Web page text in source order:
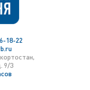
18-22
9/3